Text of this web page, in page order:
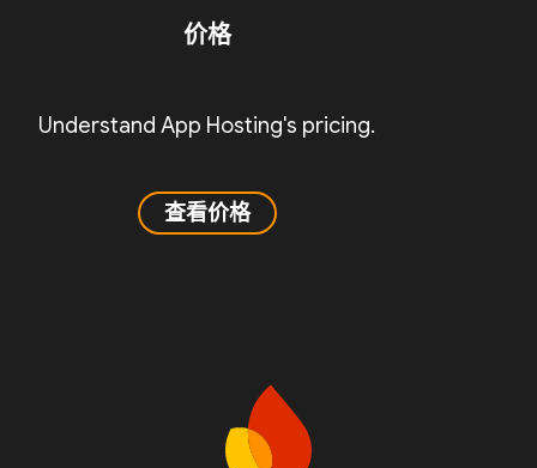
价格
Understand App Hosting's pricing.
查看价格